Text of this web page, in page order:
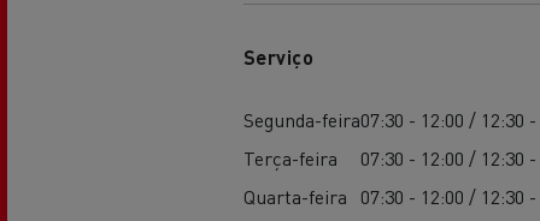
Serviço
Segunda-feira07:30 - 12:00 / 12:30 -
Terça-feira
07:30 - 12:00 / 12:30 -
Quarta-feira
07:30 - 12:00 / 12:30 -